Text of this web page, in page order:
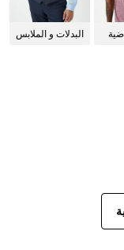
البدلات و الملابس